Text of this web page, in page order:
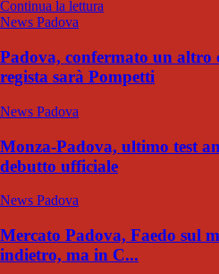
Continua la lettura
News Padova
Padova, confermato un altro
regista sarà Pompetti
News Padova
Monza-Padova, ultimo test
debutto ufficiale
News Padova
Mercato Padova, Faedo sul
indietro, ma in C...